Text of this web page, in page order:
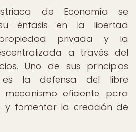
de Economía se
énfasis en la libertad
privada y la
a través del
Uno de sus principios
es la defensa del libre
eficiente para
y fomentar la creación de